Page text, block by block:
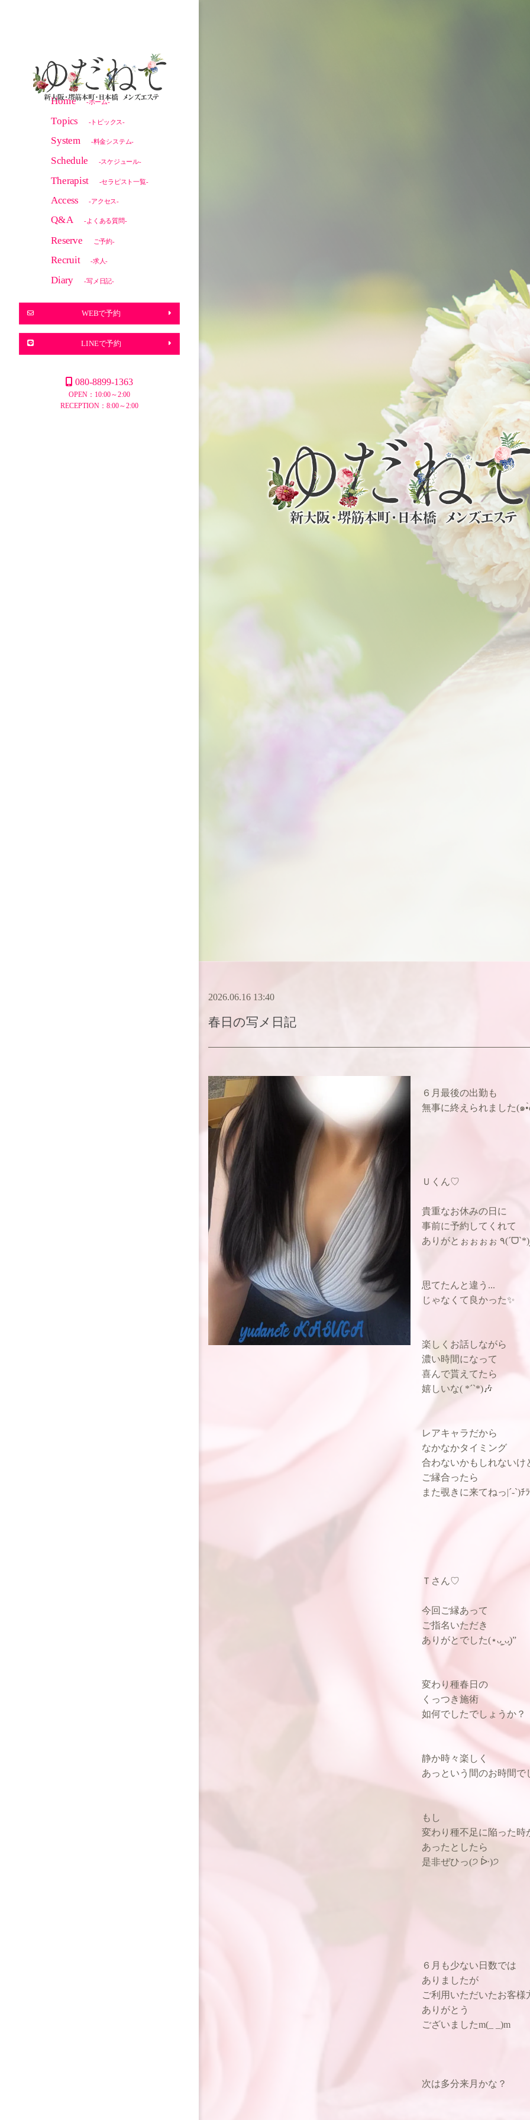
Home -ホーム-
Topics -トピックス-
System -料金システム-
Schedule -スケジュール-
Therapist -セラピスト一覧-
Access -アクセス-
Q&A -よくある質問-
Reserve ご予約-
Recruit -求人-
Diary -写メ日記-
WEBで予約
LINEで予約
080-8899-1363
OPEN：10:00～2:00
RECEPTION：8:00～2:00
2026.06.16 13:40
春日の写メ日記
６月最後の出勤も
無事に終えられました(๑
Ｕくん♡
貴重なお休みの日に
事前に予約してくれて
思てたんと違う...
じゃなくて良かった✨
楽しくお話しながら
濃い時間になって
喜んで貰えてたら
嬉しいな( *´`*)🎶
レアキャラだから
なかなかタイミング
合わないかもしれないけ
ご縁合ったら
また覗きに来てねっ|´-`)ﾁ
Ｔさん♡
今回ご縁あって
ご指名いただき
ありがとでした(⋆ᴗ͈ˬᴗ͈)”
変わり種春日の
くっつき施術
如何でしたでしょうか？
静か時々楽しく
あっという間のお時間で
もし
変わり種不足に陥った時
あったとしたら
是非ぜひっ(੭ ᐕ)੭
６月も少ない日数では
ありましたが
ご利用いただいたお客様
ありがとう
ございましたm(_ _)m
次は多分来月かな？